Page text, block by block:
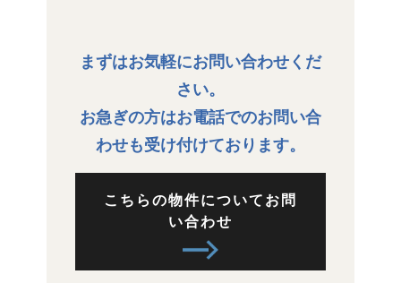
まずはお気軽にお問い合わせくだ
さい。
お急ぎの方はお電話でのお問い合
わせも受け付けております。
こちらの物件についてお問
い合わせ